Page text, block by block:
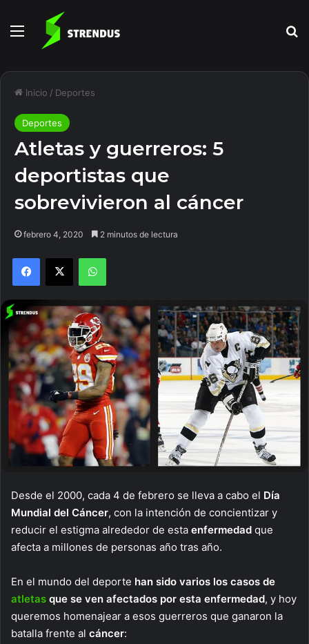
Menú
Inicio / Deportes
Deportes
Atletas y guerreros: 5
deportistas que
sobrevivieron al cáncer
febrero 4, 2020 2 minutos de lectura
Facebook
X WhatsApp
Desde el 2000, cada 4 de febrero se lleva a cabo el Día
Mundial del Cáncer, con la intención de concientizar y
reducir el estigma alrededor de esta enfermedad que
afecta a millones de personas año tras año.
En el mundo del deporte han sido varios los casos de
atletas que se ven afectados por esta enfermedad, y hoy
queremos homenajear a esos guerreros que ganaron la
batalla frente al cáncer: